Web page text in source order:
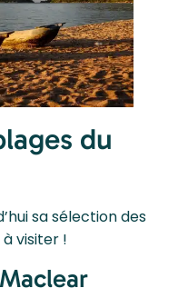
du
sa sélection des
visiter !